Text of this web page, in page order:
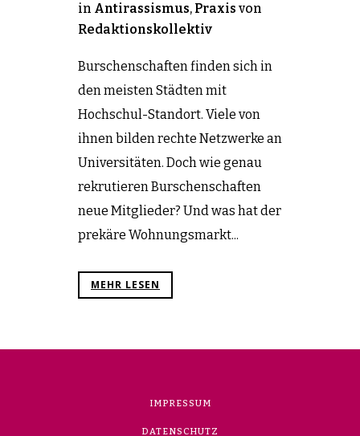
in Antirassismus, Praxis von
Redaktionskollektiv
Burschenschaften finden sich in
den meisten Städten mit
Hochschul-Standort. Viele von
ihnen bilden rechte Netzwerke an
Universitäten. Doch wie genau
rekrutieren Burschenschaften
neue Mitglieder? Und was hat der
prekäre Wohnungsmarkt...
MEHR LESEN
IMPRESSUM
DATENSCHUTZ